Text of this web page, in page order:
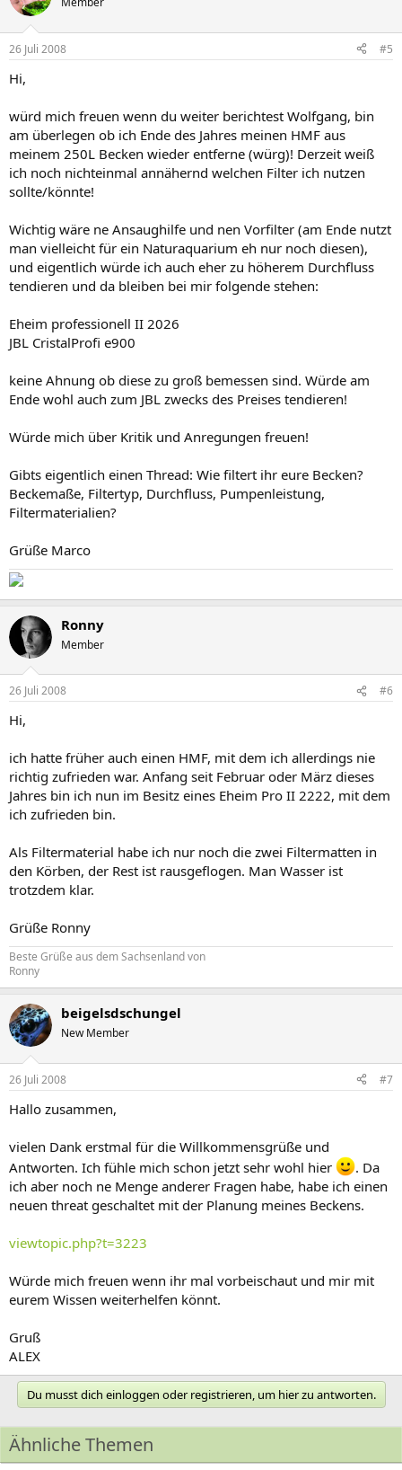
26 Juli 2008 #5
Hi,
würd mich freuen wenn du weiter berichtest Wolfgang, bin
am überlegen ob ich Ende des Jahres meinen HMF aus
meinem 250L Becken wieder entferne (würg)! Derzeit weiß
ich noch nichteinmal annähernd welchen Filter ich nutzen
sollte/könnte!
Wichtig wäre ne Ansaughilfe und nen Vorfilter (am Ende nutzt
man vielleicht für ein Naturaquarium eh nur noch diesen),
und eigentlich würde ich auch eher zu höherem Durchfluss
tendieren und da bleiben bei mir folgende stehen:
Eheim professionell II 2026
JBL CristalProfi e900
keine Ahnung ob diese zu groß bemessen sind. Würde am
Ende wohl auch zum JBL zwecks des Preises tendieren!
Würde mich über Kritik und Anregungen freuen!
Gibts eigentlich einen Thread: Wie filtert ihr eure Becken?
Beckemaße, Filtertyp, Durchfluss, Pumpenleistung,
Filtermaterialien?
Grüße Marco
Ronny
Member
26 Juli 2008 #6
Hi,
ich hatte früher auch einen HMF, mit dem ich allerdings nie
richtig zufrieden war. Anfang seit Februar oder März dieses
Jahres bin ich nun im Besitz eines Eheim Pro II 2222, mit dem
ich zufrieden bin.
Als Filtermaterial habe ich nur noch die zwei Filtermatten in
den Körben, der Rest ist rausgeflogen. Man Wasser ist
trotzdem klar.
Grüße Ronny
Beste Grüße aus dem Sachsenland von
Ronny
beigelsdschungel
New Member
26 Juli 2008 #7
Hallo zusammen,
vielen Dank erstmal für die Willkommensgrüße und
Antworten. Ich fühle mich schon jetzt sehr wohl hier
. Da
ich aber noch ne Menge anderer Fragen habe, habe ich einen
neuen threat geschaltet mit der Planung meines Beckens.
viewtopic.php?t=3223
Würde mich freuen wenn ihr mal vorbeischaut und mir mit
eurem Wissen weiterhelfen könnt.
Gruß
ALEX
Du musst dich einloggen oder registrieren, um hier zu antworten.
Ähnliche Themen